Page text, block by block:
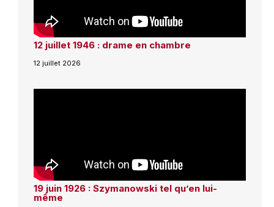
12 juillet 1946 : drame en chambre
12 juillet 2026
19 juin 1926 : Szymanowski tel qu’en lui-
même